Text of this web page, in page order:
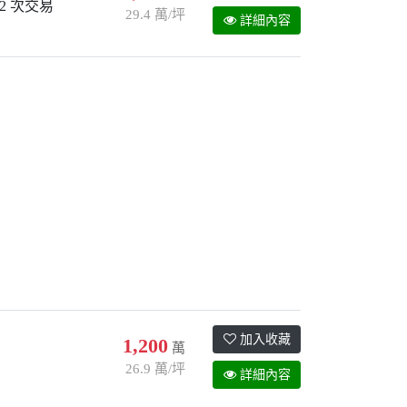
2 次交易
29.4 萬/坪
詳細內容
1,200 萬
26.9 萬/坪
加入收藏
詳細內容